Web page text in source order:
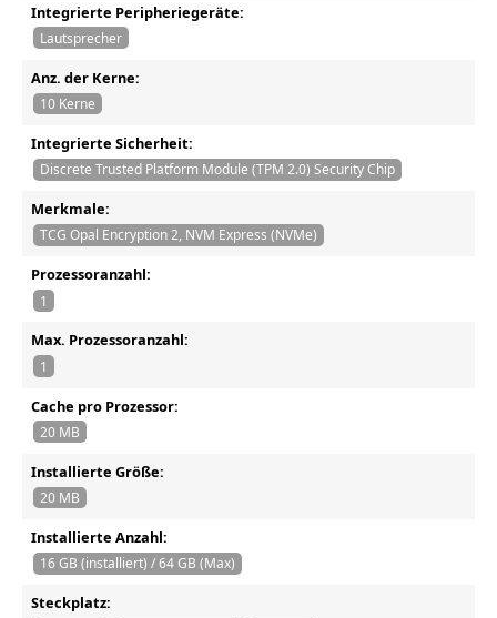
Integrierte Peripheriegeräte:
Lautsprecher
Anz. der Kerne:
10 Kerne
Integrierte Sicherheit:
Discrete Trusted Platform Module (TPM 2.0) Security Chip
Merkmale:
TCG Opal Encryption 2, NVM Express (NVMe)
Prozessoranzahl:
1
Max. Prozessoranzahl:
1
Cache pro Prozessor:
20 MB
Installierte Größe:
20 MB
Installierte Anzahl:
16 GB (installiert) / 64 GB (Max)
Steckplatz: